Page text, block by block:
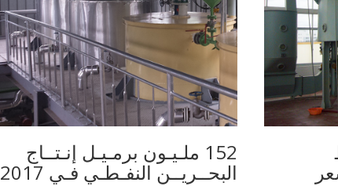
152 ملـيـون برمـيـل إنـتــاج
البحــريــن النفـطـي فـي 2017